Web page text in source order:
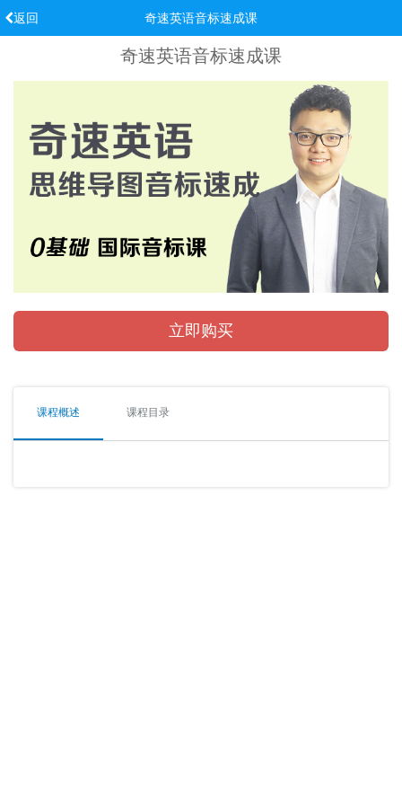
返回 奇速英语音标速成课
奇速英语音标速成课
立即购买
课程概述 课程目录